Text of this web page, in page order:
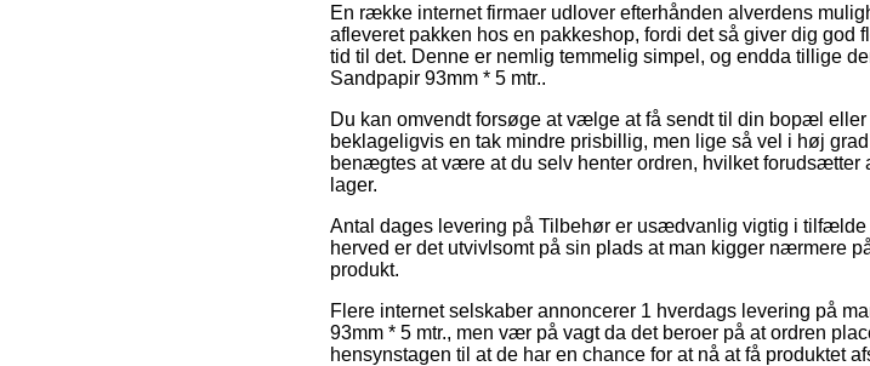
En række internet firmaer udlover efterhånden alverdens
afleveret pakken hos en pakkeshop, fordi det så giver dig god
tid til det. Denne er nemlig temmelig simpel, og endda tillige
Sandpapir 93mm * 5 mtr..
Du kan omvendt forsøge at vælge at få sendt til din bopæl
beklageligvis en tak mindre prisbillig, men lige så vel i høj
benægtes at være at du selv henter ordren, hvilket forudsætter
lager.
Antal dages levering på Tilbehør er usædvanlig vigtig i tilfælde
herved er det utvivlsomt på sin plads at man kigger nærmere
produkt.
Flere internet selskaber annoncerer 1 hverdags levering på
93mm * 5 mtr., men vær på vagt da det beroer på at ordren
hensynstagen til at de har en chance for at nå at få produktet